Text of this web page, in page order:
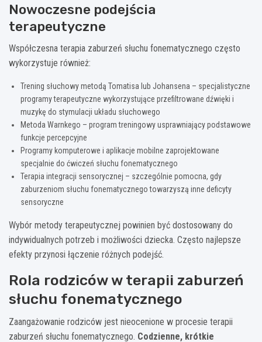
Nowoczesne podejścia
terapeutyczne
Współczesna terapia zaburzeń słuchu fonematycznego często
wykorzystuje również:
Trening słuchowy metodą Tomatisa lub Johansena – specjalistyczne
programy terapeutyczne wykorzystujące przefiltrowane dźwięki i
muzykę do stymulacji układu słuchowego
Metoda Warnkego – program treningowy usprawniający podstawowe
funkcje percepcyjne
Programy komputerowe i aplikacje mobilne zaprojektowane
specjalnie do ćwiczeń słuchu fonematycznego
Terapia integracji sensorycznej – szczególnie pomocna, gdy
zaburzeniom słuchu fonematycznego towarzyszą inne deficyty
sensoryczne
Wybór metody terapeutycznej powinien być dostosowany do
indywidualnych potrzeb i możliwości dziecka. Często najlepsze
efekty przynosi łączenie różnych podejść.
Rola rodziców w terapii zaburzeń
słuchu fonematycznego
Zaangażowanie rodziców jest nieocenione w procesie terapii
zaburzeń słuchu fonematycznego. Codzienne, krótkie